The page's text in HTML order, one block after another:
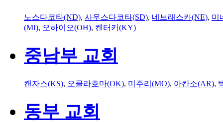
노스다코타(ND), 사우스다코타(SD), 네브래스카(NE), 미
(MI), 오하이오(OH), 켄터키(KY)
중남부 교회
캔자스(KS), 오클라호마(OK), 미주리(MO), 아칸소(AR),
동부 교회